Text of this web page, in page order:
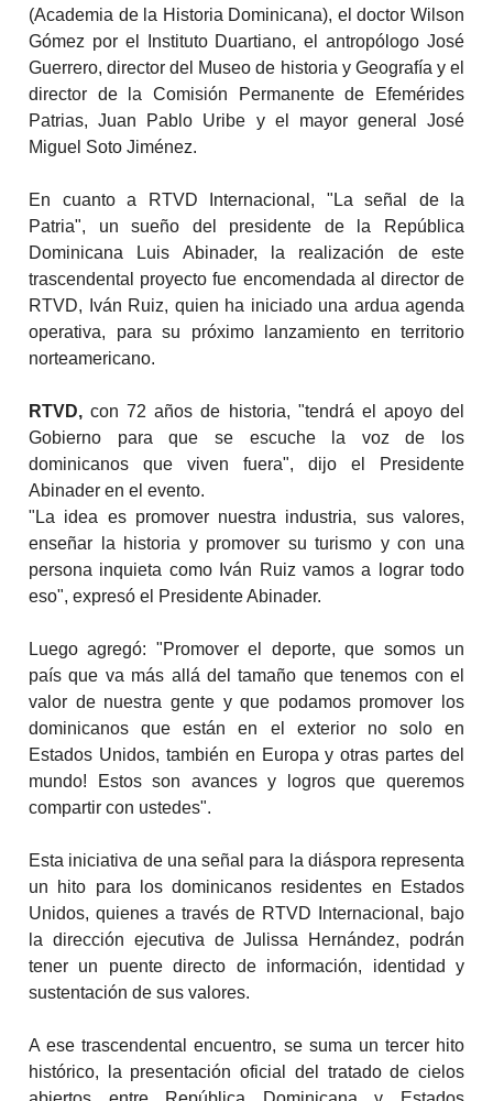
(Academia de la Historia Dominicana), el doctor Wilson
Gómez por el Instituto Duartiano, el antropólogo José
Guerrero, director del Museo de historia y Geografía y el
director de la Comisión Permanente de Efemérides
Patrias, Juan Pablo Uribe y el mayor general José
Miguel Soto Jiménez.
En cuanto a RTVD Internacional, "La señal de la
Patria", un sueño del presidente de la República
Dominicana Luis Abinader, la realización de este
trascendental proyecto fue encomendada al director de
RTVD, Iván Ruiz, quien ha iniciado una ardua agenda
operativa, para su próximo lanzamiento en territorio
norteamericano.
RTVD, con 72 años de historia, "tendrá el apoyo del
Gobierno para que se escuche la voz de los
dominicanos que viven fuera", dijo el Presidente
Abinader en el evento.
"La idea es promover nuestra industria, sus valores,
enseñar la historia y promover su turismo y con una
persona inquieta como Iván Ruiz vamos a lograr todo
eso", expresó el Presidente Abinader.
Luego agregó: "Promover el deporte, que somos un
país que va más allá del tamaño que tenemos con el
valor de nuestra gente y que podamos promover los
dominicanos que están en el exterior no solo en
Estados Unidos, también en Europa y otras partes del
mundo! Estos son avances y logros que queremos
compartir con ustedes".
Esta iniciativa de una señal para la diáspora representa
un hito para los dominicanos residentes en Estados
Unidos, quienes a través de RTVD Internacional, bajo
la dirección ejecutiva de Julissa Hernández, podrán
tener un puente directo de información, identidad y
sustentación de sus valores.
A ese trascendental encuentro, se suma un tercer hito
histórico, la presentación oficial del tratado de cielos